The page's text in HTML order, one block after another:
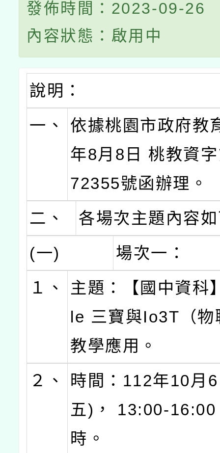
發佈時間：2023-09-26
內容狀態：啟用中
說明：
一、
依據桃園市政府教
年8月8日 桃教資
72355號函辦理。
二、
各場次主題內容
(一)
場次一：
１、
主題：【國中資科
le 三寶與Io3T（物
教學應用。
２、
時間：112年10月
五)， 13:00-16:00
時。